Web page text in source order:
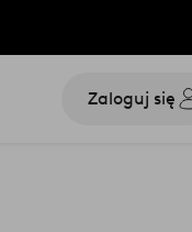
Zaloguj się